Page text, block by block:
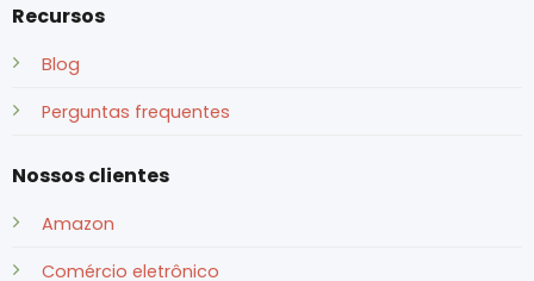
Recursos
Blog
Perguntas frequentes
Nossos clientes
Amazon
Comércio eletrônico